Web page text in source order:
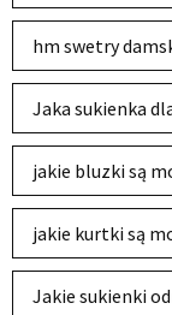
hm swetry
Jaka sukienka
jakie bluzki są
jakie kurtki są
Jakie sukienki